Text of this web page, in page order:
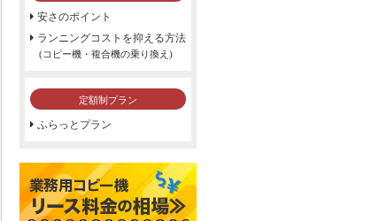
安さのポイント
ランニングコストを抑える方法
(コピー機・複合機の乗り換え)
定額制プラン
ふらっとプラン